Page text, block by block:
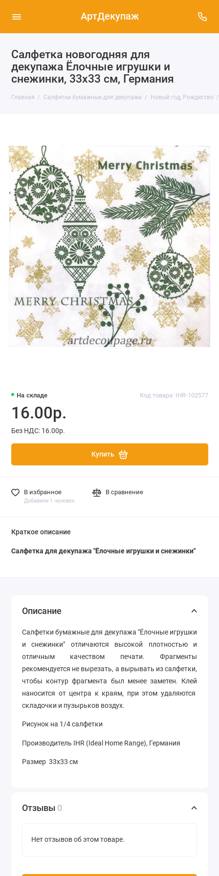
АртДекупаж
Салфетка новогодняя для
декупажа Ёлочные игрушки и
снежинки, 33х33 см, Германия
Главная Салфетки бумажные для декупажа Новый год, Рождество
На складе Код товара: IHR-102577
16.00р.
Без НДС: 16.00р.
Купить
В избранное
Добавили 1 человек
В сравнение
Краткое описание
Салфетка для декупажа "Ёлочные игрушки и снежинки"
Описание
Салфетки бумажные для декупажа "Ёлочные игрушки
и снежинки" отличаются высокой плотностью и
отличным качеством печати. Фрагменты
рекомендуется не вырезать, а вырывать из салфетки,
чтобы контур фрагмента был менее заметен. Клей
наносится от центра к краям, при этом удаляются
складочки и пузырьков воздух.
Рисунок на 1/4 салфетки
Производитель IHR (Ideal Home Range), Германия
Размер 33х33 см
Отзывы 0
Нет отзывов об этом товаре.